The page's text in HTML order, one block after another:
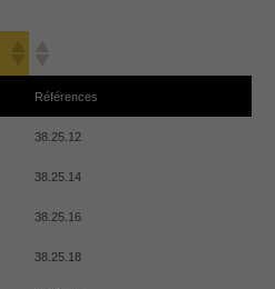
Références
38.25.12
38.25.14
38.25.16
38.25.18